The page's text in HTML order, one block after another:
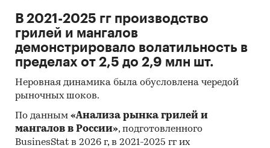
В 2021-2025 гг производство
грилей и мангалов
демонстрировало волатильность в
пределах от 2,5 до 2,9 млн шт.
Неровная динамика была обусловлена чередой
рыночных шоков.
По данным «Анализа рынка грилей и
мангалов в России», подготовленного
BusinesStat в 2026 г, в 2021-2025 гг их